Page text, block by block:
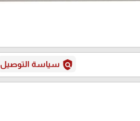
policy سياسة التوصيل